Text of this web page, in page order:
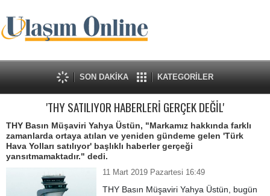
SON DAKİKA KATEGORİLER
'THY SATILIYOR HABERLERİ GERÇEK DEĞİL'
THY Basın Müşaviri Yahya Üstün, "Markamız hakkında farklı
zamanlarda ortaya atılan ve yeniden gündeme gelen 'Türk
Hava Yolları satılıyor' başlıklı haberler gerçeği
yansıtmamaktadır." dedi.
11 Mart 2019 Pazartesi 16:49
THY Basın Müşaviri Yahya Üstün, bugün